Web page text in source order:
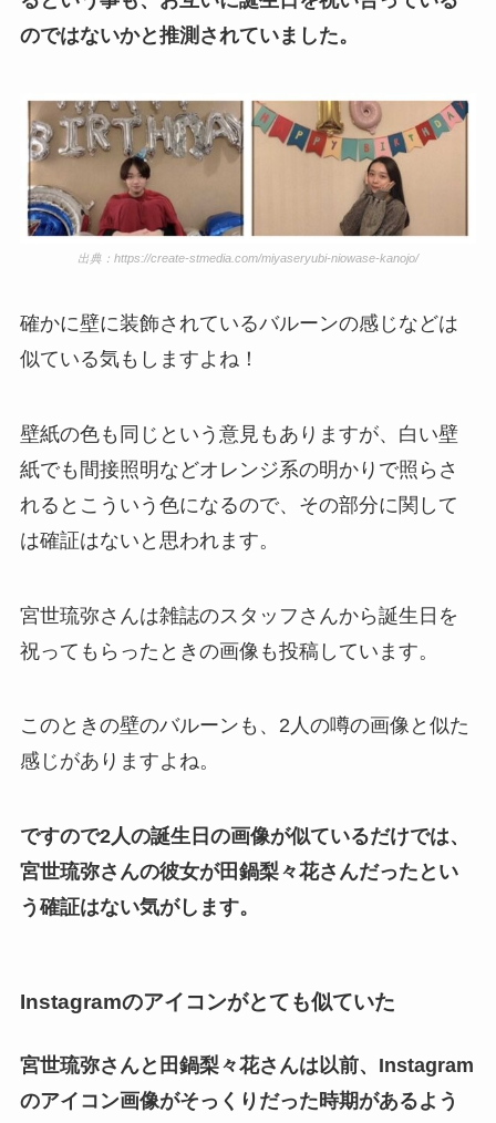
のではないかと推測されていました。
出典：https://create-stmedia.com/miyaseryubi-niowase-kanojo/
確かに壁に装飾されているバルーンの感じなどは
似ている気もしますよね！
壁紙の色も同じという意見もありますが、白い壁
紙でも間接照明などオレンジ系の明かりで照らさ
れるとこういう色になるので、その部分に関して
は確証はないと思われます。
宮世琉弥さんは雑誌のスタッフさんから誕生日を
祝ってもらったときの画像も投稿しています。
このときの壁のバルーンも、2人の噂の画像と似た
感じがありますよね。
ですので2人の誕生日の画像が似ているだけでは、
宮世琉弥さんの彼女が田鍋梨々花さんだったとい
う確証はない気がします。
Instagramのアイコンがとても似ていた
宮世琉弥さんと田鍋梨々花さんは以前、Instagram
のアイコン画像がそっくりだった時期があるよう